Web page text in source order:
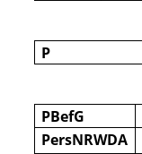
P
PBefG
PersNRWDA